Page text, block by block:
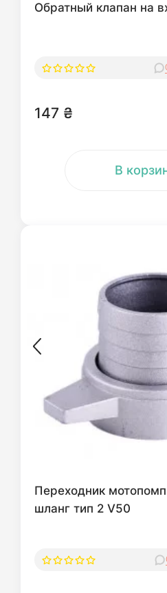
Обратный клапан на
147 ₴
В
Переходник
шланг тип 2 V50